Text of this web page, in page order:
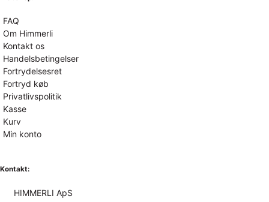
FAQ
Om Himmerli
Kontakt os
Handelsbetingelser
Fortrydelsesret
Fortryd køb
Privatlivspolitik
Kasse
Kurv
Min konto
Kontakt:
HIMMERLI ApS